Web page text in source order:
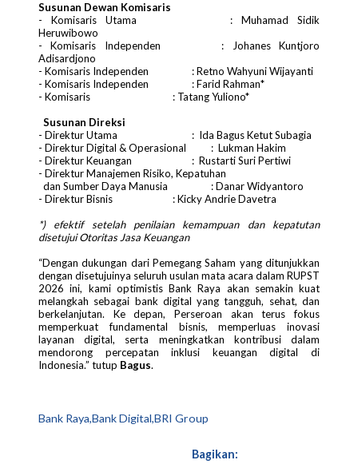
Susunan Dewan Komisaris
- Komisaris Utama
: Muhamad Sidik
Heruwibowo
- Komisaris Independen
: Johanes Kuntjoro
Adisardjono
- Komisaris Independen
: Retno Wahyuni Wijayanti
- Komisaris Independen
: Farid Rahman*
- Komisaris
: Tatang Yuliono*
Susunan Direksi
- Direktur Utama
: Ida Bagus Ketut Subagia
- Direktur Digital & Operasional
: Lukman Hakim
- Direktur Keuangan
: Rustarti Suri Pertiwi
- Direktur Manajemen Risiko, Kepatuhan
dan Sumber Daya Manusia
: Danar Widyantoro
- Direktur Bisnis
: Kicky Andrie Davetra
*) efektif setelah penilaian kemampuan dan kepatutan
disetujui Otoritas Jasa Keuangan
“Dengan dukungan dari Pemegang Saham yang ditunjukkan
dengan disetujuinya seluruh usulan mata acara dalam RUPST
2026 ini, kami optimistis Bank Raya akan semakin kuat
melangkah sebagai bank digital yang tangguh, sehat, dan
berkelanjutan. Ke depan, Perseroan akan terus fokus
memperkuat fundamental bisnis, memperluas inovasi
layanan digital, serta meningkatkan kontribusi dalam
mendorong percepatan inklusi keuangan digital di
Indonesia.” tutup Bagus.
Bank Raya,Bank Digital,BRI Group
Bagikan: